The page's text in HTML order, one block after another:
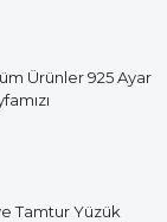
Ürünler 925 Ayar
Tamtur Yüzük